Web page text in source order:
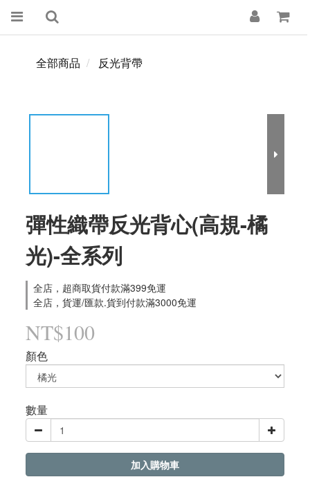
全部商品 反光背帶
彈性織帶反光背心(高規-橘
光)-全系列
全店，超商取貨付款滿399免運
全店，貨運/匯款.貨到付款滿3000免運
NT$100
顏色
數量
加入購物車